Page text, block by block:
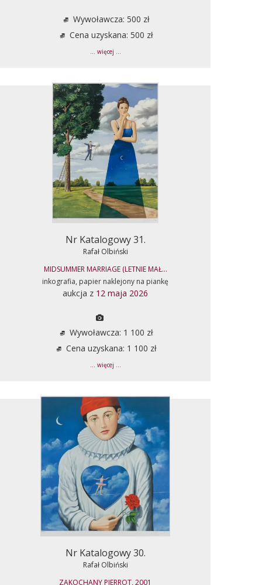
Wywoławcza: 500 zł
Cena uzyskana: 500 zł
... więcej ...
Nr Katalogowy 31.
Rafał Olbiński
MIDSUMMER MARRIAGE (LETNIE MAŁ...
inkografia, papier naklejony na piankę
aukcja z 12 maja 2026
Wywoławcza: 1 100 zł
Cena uzyskana: 1 100 zł
... więcej ...
Nr Katalogowy 30.
Rafał Olbiński
ZAKOCHANY PIERROT, 2001